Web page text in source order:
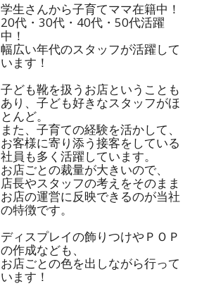
学生さんから子育てママ在籍中！
20代・30代・40代・50代活躍
中！
幅広い年代のスタッフが活躍して
います！
子ども靴を扱うお店ということも
あり、子ども好きなスタッフがほ
とんど。
また、子育ての経験を活かして、
お客様に寄り添う接客をしている
社員も多く活躍しています。
お店ごとの裁量が大きいので、
店長やスタッフの考えをそのまま
お店の運営に反映できるのが当社
の特徴です。
ディスプレイの飾りつけやＰＯＰ
の作成なども、
お店ごとの色を出しながら行って
います！